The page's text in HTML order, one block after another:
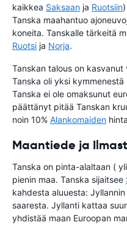
kaikkea Saksaan ja Ruotsiin
Tanska maahantuo
koneita. Tanskalle tärkeitä
Ruotsi ja Norja.
Tanskan talous on
Tanska oli yksi
Tanska ei ole omaksunut
päättänyt pitää Tanskan
noin 10% Alankomaiden
Maantiede ja
Tanska on pinta-alaltaan (
pienin maa. Tanska sijaitsee
kahdesta aluuesta:
saaresta. Jyllanti kattaa
yhdistää maan Euroopan